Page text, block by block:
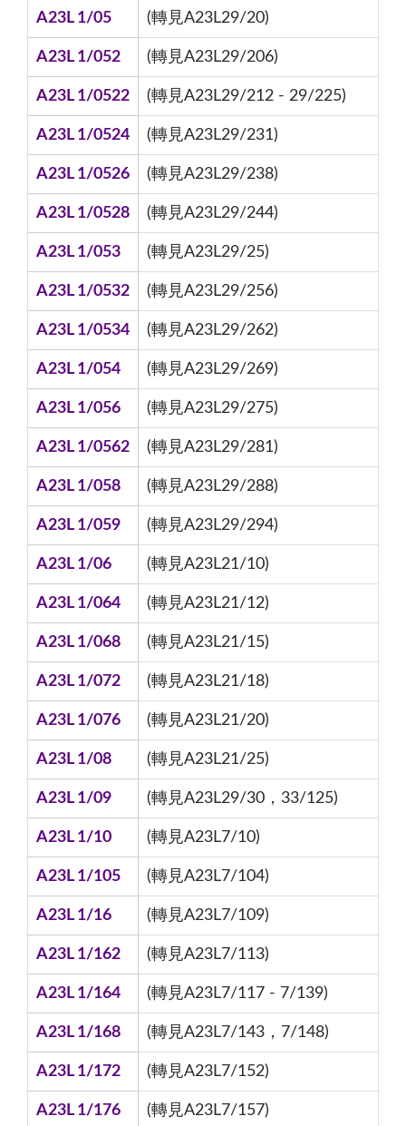
A23L 1/05 (轉見A23L29/20)
A23L 1/052 (轉見A23L29/206)
A23L 1/0522 (轉見A23L29/212 - 29/225)
A23L 1/0524 (轉見A23L29/231)
A23L 1/0526 (轉見A23L29/238)
A23L 1/0528 (轉見A23L29/244)
A23L 1/053 (轉見A23L29/25)
A23L 1/0532 (轉見A23L29/256)
A23L 1/0534 (轉見A23L29/262)
A23L 1/054 (轉見A23L29/269)
A23L 1/056 (轉見A23L29/275)
A23L 1/0562 (轉見A23L29/281)
A23L 1/058 (轉見A23L29/288)
A23L 1/059 (轉見A23L29/294)
A23L 1/06 (轉見A23L21/10)
A23L 1/064 (轉見A23L21/12)
A23L 1/068 (轉見A23L21/15)
A23L 1/072 (轉見A23L21/18)
A23L 1/076 (轉見A23L21/20)
A23L 1/08 (轉見A23L21/25)
A23L 1/09 (轉見A23L29/30，33/125)
A23L 1/10 (轉見A23L7/10)
A23L 1/105 (轉見A23L7/104)
A23L 1/16 (轉見A23L7/109)
A23L 1/162 (轉見A23L7/113)
A23L 1/164 (轉見A23L7/117 - 7/139)
A23L 1/168 (轉見A23L7/143，7/148)
A23L 1/172 (轉見A23L7/152)
A23L 1/176 (轉見A23L7/157)